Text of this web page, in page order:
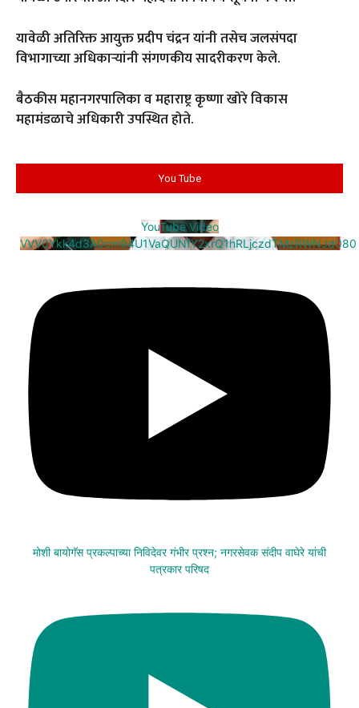
यावेळी अतिरिक्त आयुक्त प्रदीप चंद्रन यांनी तसेच जलसंपदा
विभागाच्या अधिकाऱ्यांनी संगणकीय सादरीकरण केले.
बैठकीस महानगरपालिका व महाराष्ट्र कृष्णा खोरे विकास
महामंडळाचे अधिकारी उपस्थित होते.
You Tube
YouTube Video
VVV0Ykk4d3A0cm94U1VaQUNfY2xrQ1hRLjczdTMzRWNJd080
मोशी बायोगॅस प्रकल्पाच्या निविदेवर गंभीर प्रश्न; नगरसेवक संदीप वाघेरे यांची
पत्रकार परिषद